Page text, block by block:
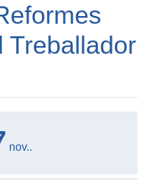
Treballador
nov..